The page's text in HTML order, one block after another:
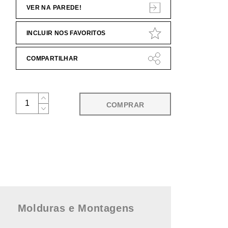
VER NA PAREDE!
INCLUIR NOS FAVORITOS
COMPARTILHAR
COMPRAR
Molduras e Montagens